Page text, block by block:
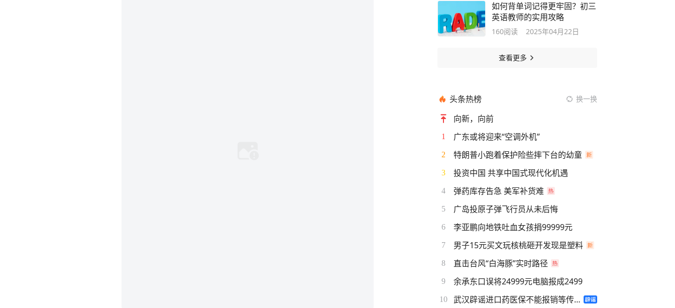
如何背单词记得更牢固？初三
英语教师的实用攻略
160阅读 2025年04月22日
查看更多
头条热榜 换一换
向新，向前
1 广东或将迎来“空调外机”
2 特朗普小跑着保护险些摔下台的幼童
3 投资中国 共享中国式现代化机遇
4 弹药库存告急 美军补货难
5 广岛投原子弹飞行员从未后悔
6 李亚鹏向地铁吐血女孩捐99999元
7 男子15元买文玩核桃砸开发现是塑料
8 直击台风“白海豚”实时路径
9 余承东口误将24999元电脑报成2499
10 武汉辟谣进口药医保不能报销等传言